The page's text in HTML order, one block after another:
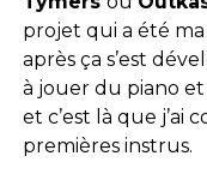
projet qui a été
après ça s’est
à jouer du piano
et c’est là que j’ai
premières instrus.